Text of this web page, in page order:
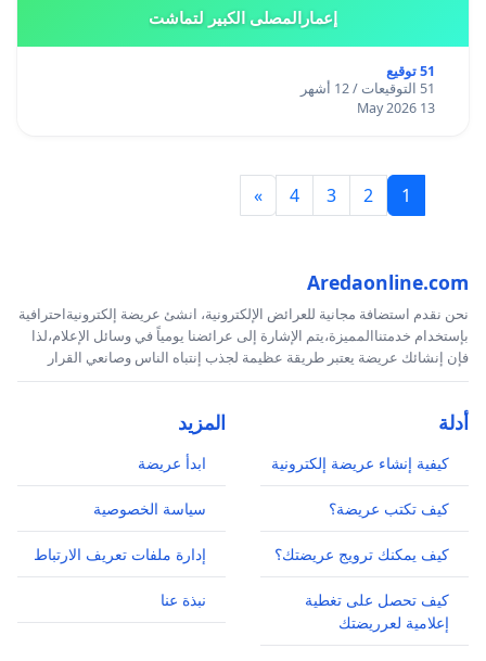
إعمارالمصلى الكبير لتماشت
51 توقيع
51 التوقيعات / 12 أشهر
13 May 2026
1
2
3
4
»
Aredaonline.com
نحن نقدم استضافة مجانية للعرائض الإلكترونية، انشئ عريضة إلكترونيةاحترافية
بإستخدام خدمتناالمميزة،يتم الإشارة إلى عرائضنا يومياً في وسائل الإعلام،لذا
فإن إنشائك عريضة يعتبر طريقة عظيمة لجذب إنتباه الناس وصانعي القرار
أدلة
كيفية إنشاء عريضة إلكترونية
كيف تكتب عريضة؟
كيف يمكنك ترويج عريضتك؟
كيف تحصل على تغطية
إعلامية لعرريضتك
المزيد
ابدأ عريضة
سياسة الخصوصية
إدارة ملفات تعريف الارتباط
نبذة عنا